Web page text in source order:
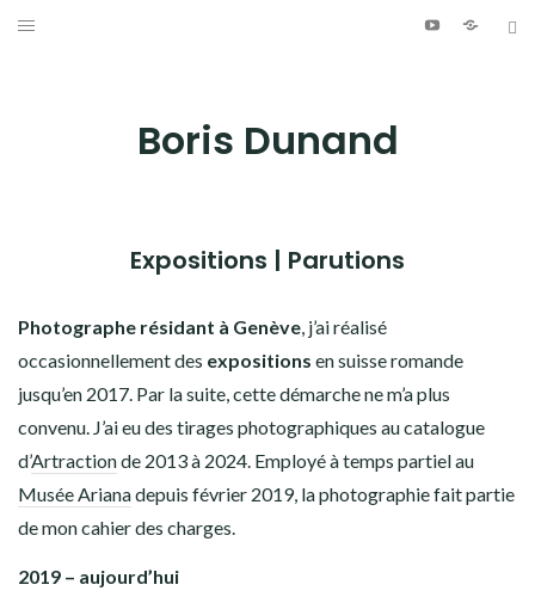
Aller
Youtube
Boris Dunand
Expositions | Parutions
Photographe résidant à Genève, j’ai réalisé
occasionnellement des expositions en suisse romande
jusqu’en 2017. Par la suite, cette démarche ne m’a plus
convenu. J’ai eu des tirages photographiques au catalogue
d’Artractionde 2013 à 2024. Employé à temps partiel au
Musée Arianadepuis février 2019, la photographie fait partie
de mon cahier des charges.
2019 – aujourd’hui
VIDÉO
MUSIQUE
INFO